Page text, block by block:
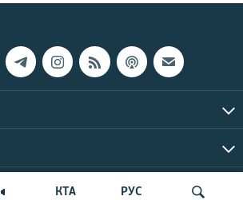
КТА РУС
© Крим.Реалії, 2026 | Усі права застережено.